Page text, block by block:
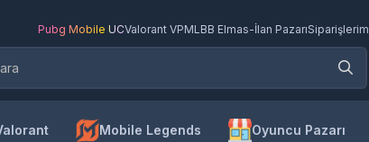
Pubg Mobile UCValorant VPMLBB Elmas-İlan PazarıSiparişlerim
Mobile Legends Oyuncu Pazarı